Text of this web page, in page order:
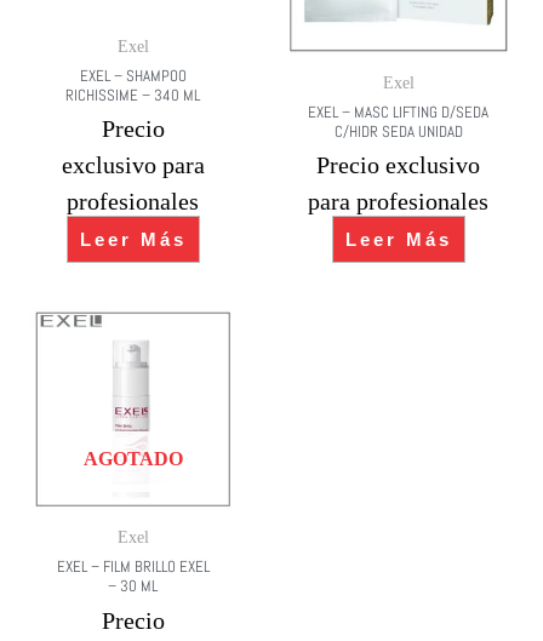
Exel
EXEL – SHAMPOO
RICHISSIME – 340 ML
Precio
exclusivo para
profesionales
Leer Más
Exel
EXEL – MASC LIFTING D/SEDA
C/HIDR SEDA UNIDAD
Precio exclusivo
para profesionales
Leer Más
AGOTADO
Exel
EXEL – FILM BRILLO EXEL
– 30 ML
Precio